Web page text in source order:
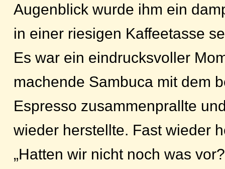
Augenblick wurde ihm ein
in einer riesigen Kaffeetasse
Es war ein eindrucksvoller
machende Sambuca mit dem
Espresso zusammenprallte
wieder herstellte. Fast wieder
„Hatten wir nicht noch was